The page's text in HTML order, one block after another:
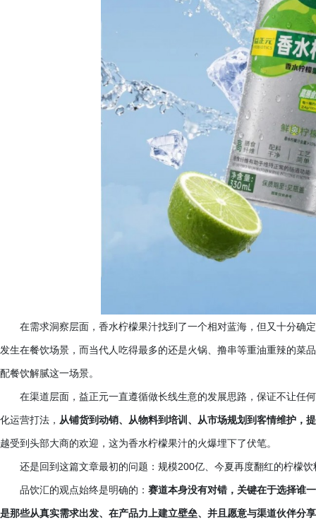
在需求洞察层面，香水柠檬果汁找到了一个相对蓝海，但又十分确
发生在餐饮场景，而当代人吃得最多的还是火锅、撸串等重油重辣的菜
配餐饮解腻这一场景。
在渠道层面，益正元一直遵循做长线生意的发展思路，保证不让任
化运营打法， 从铺货到动销、从物料到培训、从市场规划到客情维护，
越受到头部大商的欢迎，这为香水柠檬果汁的火爆埋下了伏笔。
还是回到这篇文章最初的问题：规模200亿、今夏再度翻红的柠檬
品饮汇的观点始终是明确的： 赛道本身没有对错，关键在于选择谁
是那些从真实需求出发、在产品力上建立壁垒、并且愿意与渠道伙伴分